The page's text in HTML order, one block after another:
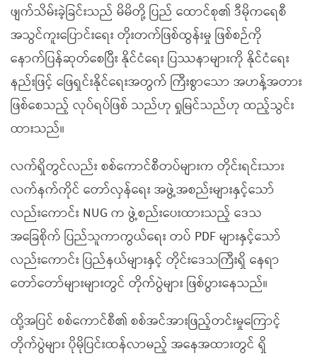
ဖျက်သိမ်းခဲ့ခြင်းသည် မိမိတို့ ပြည် ထောင်စု၏ ဒီမိုကရေစီ
အသွင်ကူးပြောင်းရေး တိုးတက်ဖြစ်ထွန်းမှု ဖြစ်စဉ်ကို
နောက်ပြန်ဆုတ်စေပြီး နိုင်ငံရေး ပြဿနာများကို နိုင်ငံရေး
နည်းဖြင့် ဖြေရှင်းနိုင်ရေးအတွက် ကြီးစွာသော အဟန့်အတား
ဖြစ်စေသည့် လုပ်ရပ်ဖြစ် သည်ဟု ရှုမြင်သည်ဟု ထည့်သွင်း
ထားသည်။
လက်ရှိတွင်လည်း စစ်ကောင်စီတပ်များက တိုင်းရင်းသား
လက်နက်ကိုင် တော်လှန်ရေး အဖွဲ့အစည်းများနှင့်သော်
လည်းကောင်း NUG က ဖွဲ့စည်းပေးထားသည့် ဒေသ
အခြေစိုက် ပြည်သူကာကွယ်ရေး တပ် PDF များနှင့်သော်
လည်းကောင်း ပြည်နယ်များနှင့် တိုင်းဒေသကြီးရှိ နေရာ
တော်တော်များများတွင် တိုက်ပွဲများ ဖြစ်ပွားနေသည်။
ထို့အပြင် စစ်ကောင်စီ၏ စစ်အင်အားဖြည့်တင်းမှုကြောင့်
တိုက်ပွဲများ ပိုမိုပြင်းထန်လာမည့် အနေအထားတွင် ရှိ